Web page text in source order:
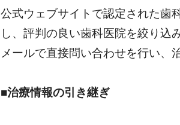
公式ウェブサイトで認定された歯
し、評判の良い歯科医院を絞り込
メールで直接問い合わせを行い、
■治療情報の引き継ぎ